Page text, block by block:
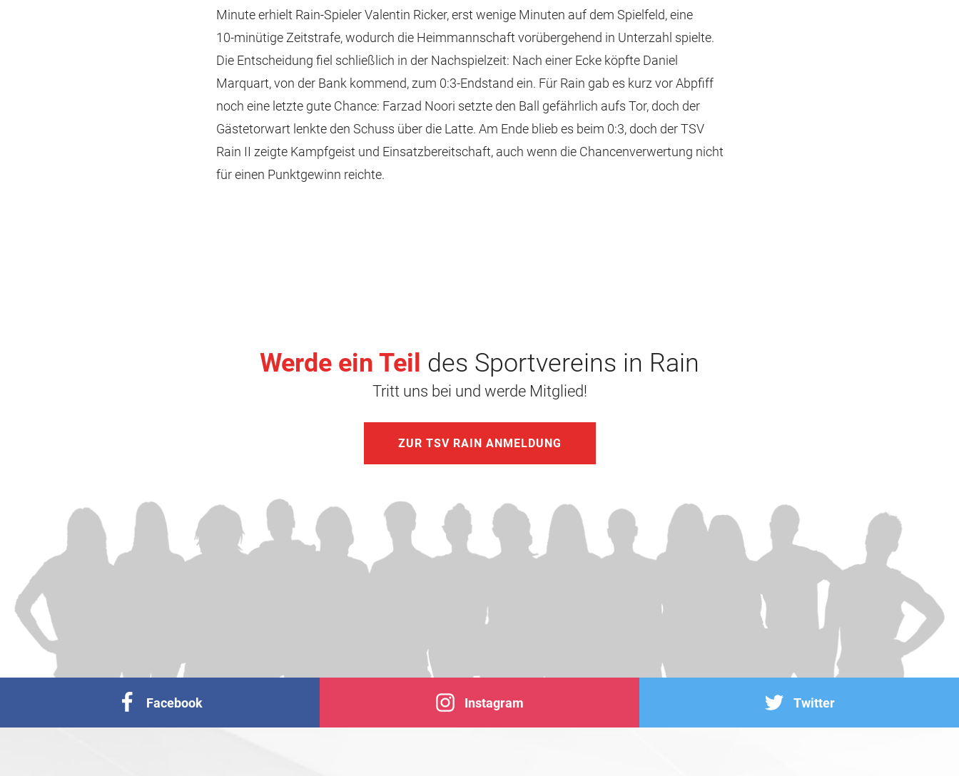
Minute erhielt Rain-Spieler Valentin Ricker, erst wenige Minuten auf dem Spielfeld, eine
10-minütige Zeitstrafe, wodurch die Heimmannschaft vorübergehend in Unterzahl spielte.
Die Entscheidung fiel schließlich in der Nachspielzeit: Nach einer Ecke köpfte Daniel
Marquart, von der Bank kommend, zum 0:3-Endstand ein. Für Rain gab es kurz vor Abpfiff
noch eine letzte gute Chance: Farzad Noori setzte den Ball gefährlich aufs Tor, doch der
Gästetorwart lenkte den Schuss über die Latte. Am Ende blieb es beim 0:3, doch der TSV
Rain II zeigte Kampfgeist und Einsatzbereitschaft, auch wenn die Chancenverwertung nicht
für einen Punktgewinn reichte.
Werde ein Teil des Sportvereins in Rain
Tritt uns bei und werde Mitglied!
ZUR TSV RAIN ANMELDUNG
Facebook Instagram Twitter